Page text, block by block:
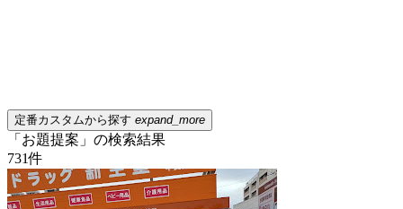
定番カスタムから探す expand_more
「お題提案」の検索結果
731件